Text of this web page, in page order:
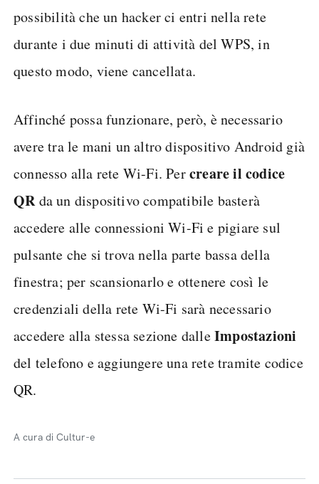
possibilità che un hacker ci entri nella rete
durante i due minuti di attività del WPS, in
questo modo, viene cancellata.
Affinché possa funzionare, però, è necessario
avere tra le mani un altro dispositivo Android già
connesso alla rete Wi-Fi. Percreare il codice
QRda un dispositivo compatibile basterà
accedere alle connessioni Wi-Fi e pigiare sul
pulsante che si trova nella parte bassa della
finestra; per scansionarlo e ottenere così le
credenziali della rete Wi-Fi sarà necessario
accedere alla stessa sezione dalleImpostazioni
del telefono e aggiungere una rete tramite codice
QR.
A cura di Cultur-e